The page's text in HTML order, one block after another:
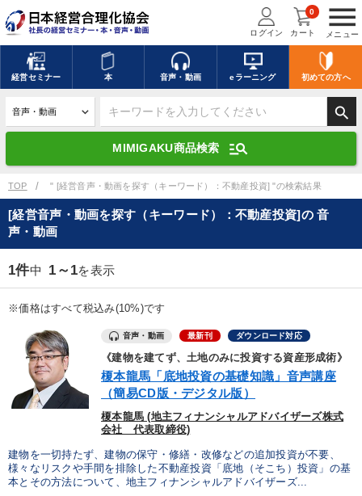
menu
メニュー
ログイン カート
0
経営セミナー 本 音声・動画 eラーニング 初めての方へ
search
MIMIGAKU商品検索 manage_search
キーワードを入力して探す
デジタル版対応のみ検索結果に表示する
search 上記の条件で検索
mic 講演収録物を探す
全国経営者セミナー講演収録物（全1315タイトル）からお探しいただけ
ます
優秀各社の智恵と戦略 事業家のロマンと経営
若手異才経営者の発想
テーマ
TOP " [経営音声・動画を探す（キーワード）：不動産投資] "の検索結果
[経営音声・動画を探す（キーワード）：不動産投資]の 音
声・動画
1件中 1～1を表示
※価格はすべて税込み(10%)です
音声・動画 最新刊 ダウンロード対応
《建物を建てず、土地のみに投資する資産形成術》
榎本龍馬「底地投資の基礎知識」音声講座
（簡易CD版・デジタル版）
榎本龍馬 (地主フィナンシャルアドバイザーズ株式
会社 代表取締役)
建物を一切持たず、建物の保守・修繕・改修などの追加投資が不要、
様々なリスクや手間を排除した不動産投資「底地（そこち）投資」の基
本とその方法について、地主フィナンシャルアドバイザーズ...